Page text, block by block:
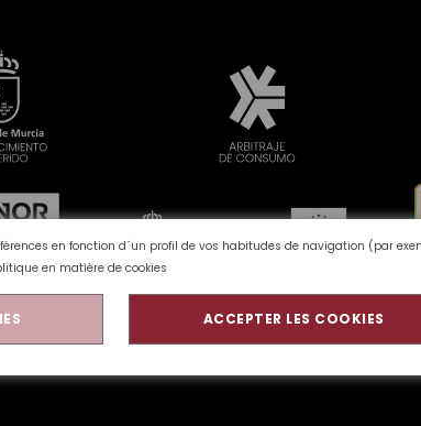
en fonction d´un profil de vos habitudes de navigation (par
en matière de cookies
ACCEPTER LES COOKIES
juridique Qualité et environnement